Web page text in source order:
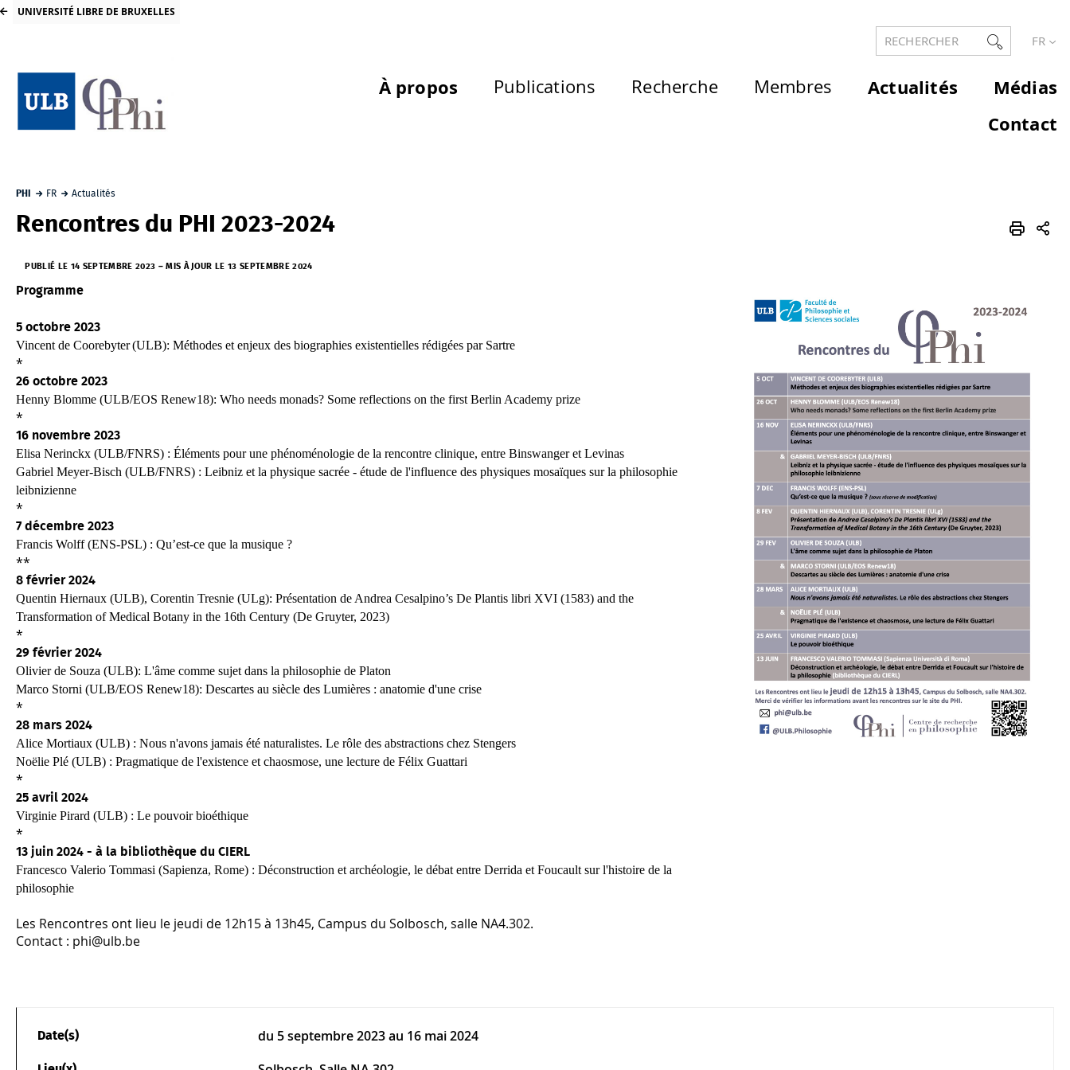
UNIVERSITÉ LIBRE DE BRUXELLES
RECHERCHER FR
À propos Publications Recherche Membres Actualités
Médias
Contact
PHI FR Actualités
Rencontres du PHI 2023-2024
PUBLIÉ LE 14 SEPTEMBRE 2023 – MIS À JOUR LE 13 SEPTEMBRE 2024
Programme
5 octobre 2023
Vincentde Coorebyter(ULB): Méthodes et enjeux des biographies existentielles rédigées par Sartre
*
26 octobre 2023
Henny Blomme (ULB/EOS Renew18): Who needs monads? Some reflections on the first Berlin Academy prize
*
16 novembre 2023
Elisa Nerinckx (ULB/FNRS) : Éléments pourune phénoménologie de la rencontre clinique, entre Binswanger et Levinas
Gabriel Meyer-Bisch (ULB/FNRS) : Leibniz et la physique sacrée - étude de l'influence des physiques mosaïques sur la philosophie
leibnizienne
*
7 décembre 2023
Francis Wolff (ENS-PSL) : Qu’est-ce que la musique ?
**
8 février 2024
Quentin Hiernaux (ULB), Corentin Tresnie (ULg): Présentation deAndrea Cesalpino’s De Plantis libri XVI (1583) and the
Transformation of Medical Botany in the 16th Century (De Gruyter, 2023)
*
29 février 2024
Olivier de Souza (ULB): L'âme comme sujet dans la philosophie de Platon
Marco Storni (ULB/EOS Renew18): Descartes au siècle des Lumières : anatomie d'une crise
*
28 mars 2024
Alice Mortiaux (ULB) : Nous n'avons jamais été naturalistes. Le rôle des abstractions chez Stengers
Noëlie Plé (ULB) : Pragmatique de l'existence et chaosmose, une lecture de Félix Guattari
*
25 avril 2024
Virginie Pirard (ULB) : Le pouvoir bioéthique
*
13 juin 2024 - à la bibliothèque du CIERL
Francesco Valerio Tommasi (Sapienza, Rome) : Déconstruction et archéologie, le débat entre Derrida et Foucault sur l'histoire de la
philosophie
Les Rencontres ont lieu le jeudi de 12h15 à 13h45, Campus du Solbosch, salle NA4.302.
Contact : phi@ulb.be
Date(s) du 5 septembre 2023au 16 mai 2024